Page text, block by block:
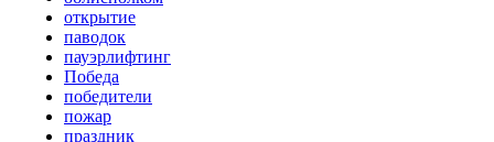
открытие
паводок
пауэрлифтинг
Победа
победители
пожар
праздник